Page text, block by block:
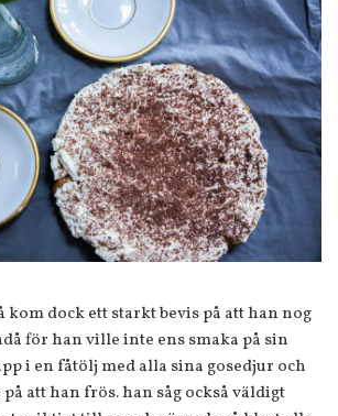
kom dock ett starkt bevis på att han nog
för han ville inte ens smaka på sin
i en fåtölj med alla sina gosedjur och
att han frös. han såg också väldigt